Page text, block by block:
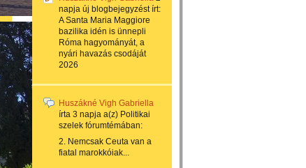
napja új blogbejegyzést írt:
A Santa Maria Maggiore
bazilika idén is ünnepli
Róma hagyományát, a
nyári havazás csodáját
2026
Huszákné Vigh Gabriella
írta 3 napja a(z) Politikai
szelek fórumtémában:
2. Nemcsak Ceuta van a
fiatal marokkóiak...